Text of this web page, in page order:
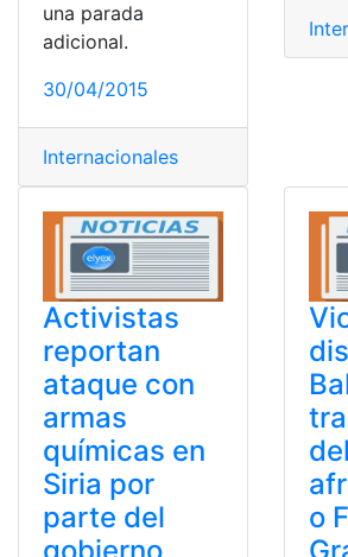
una parada
adicional.
30/04/2015
Internacionales
Activistas
reportan
ataque con
armas
químicas en
Siria por
parte del
del
o